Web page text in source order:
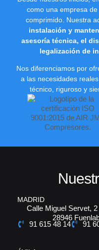
como una empresa
comprimido. Nuestra
instalación y
asesoría técnica, el
legalización de
Nos diferenciamos por
a las necesidades
técnico, riguroso y
MADRID
Calle Miguel Servet,
28946
91 615 48 14 91